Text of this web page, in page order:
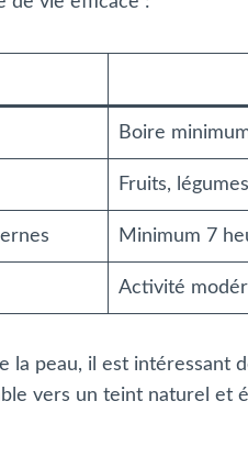
Boire
Fruits,
Minimum 7
Activité
la peau, il est intéressant
vers un teint naturel et